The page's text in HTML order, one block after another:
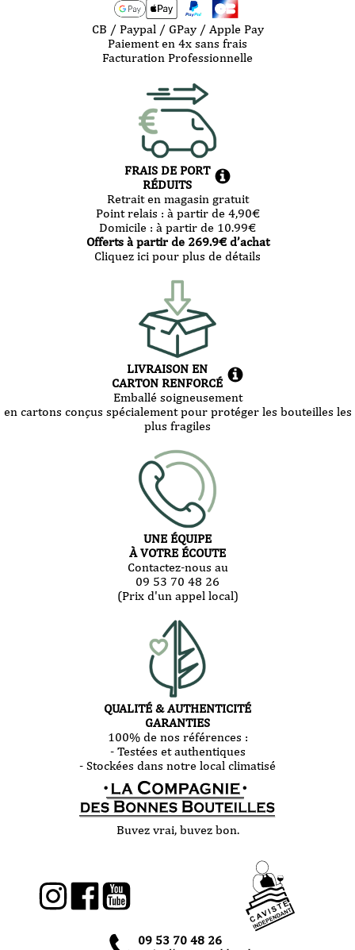
CB / Paypal / GPay / Apple Pay
Paiement en 4x sans frais
Facturation Professionnelle
FRAIS DE PORT
RÉDUITS
Retrait en magasin gratuit
Point relais : à partir de 4,90€
Domicile : à partir de 10.99€
Offerts à partir de 269.9€ d’achat
Cliquez ici pour plus de détails
LIVRAISON EN
CARTON RENFORCÉ
Emballé soigneusement
en cartons conçus spécialement pour protéger les bouteilles les
plus fragiles
UNE ÉQUIPE
À VOTRE ÉCOUTE
Contactez-nous au
09 53 70 48 26
(Prix d'un appel local)
QUALITÉ & AUTHENTICITÉ
GARANTIES
100% de nos références :
- Testées et authentiques
- Stockées dans notre local climatisé
Buvez vrai, buvez bon.
09 53 70 48 26